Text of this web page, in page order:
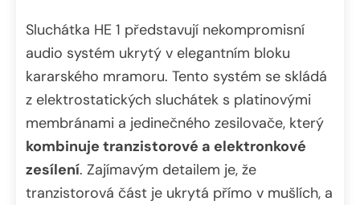
Sluchátka HE 1 představují nekompromisní
audio systém ukrytý v elegantním bloku
kararského mramoru. Tento systém se skládá
z elektrostatických sluchátek s platinovými
membránami a jedinečného zesilovače, který
kombinuje tranzistorové a elektronkové
zesílení. Zajímavým detailem je, že
tranzistorová část je ukrytá přímo v mušlích, a